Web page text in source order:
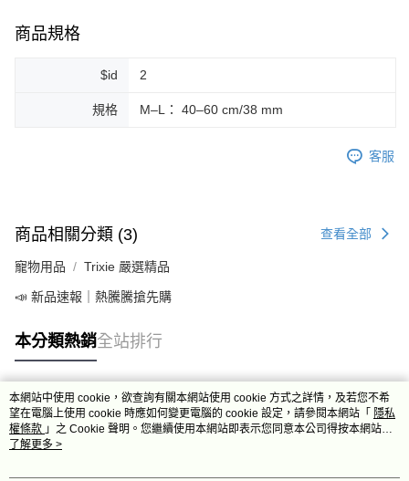
商品規格
$id 2
規格 M–L： 40–60 cm/38 mm
客服
商品相關分類 (3) 查看全部
寵物用品 Trixie 嚴選精品
📣 新品速報｜熱騰騰搶先購
本分類熱銷全站排行
熱門標籤
本網站中使用 cookie，欲查詢有關本網站使用 cookie 方式之詳情，及若您不希
望在電腦上使用 cookie 時應如何變更電腦的 cookie 設定，請參閱本網站「 隱私
權條款 」之 Cookie 聲明。您繼續使用本網站即表示您同意本公司得按本網站使
用條款之 Cookie 聲明使用 cookie。
了解更多 >